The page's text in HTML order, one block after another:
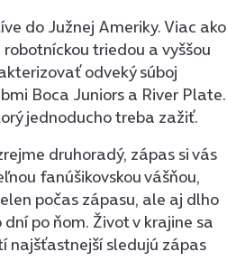
do Južnej Ameriky. Viac ako
triedou a vyššou
odveký súboj
Boca Juniors a River Plate.
jednoducho treba zažiť.
druhoradý, zápas si vás
fanúšikovskou vášňou,
počas zápasu, ale aj dlho
po ňom. Život v krajine sa
najšťastnejší sledujú zápas